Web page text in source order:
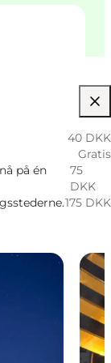
40 DKK
Gratis
på én
75
DKK
175 DKK